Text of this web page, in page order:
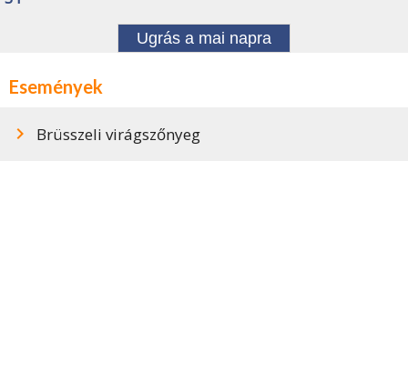
Ugrás a mai napra
Események
Brüsszeli virágszőnyeg